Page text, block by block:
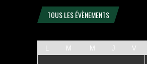
TOUS LES ÉVÈNEMENTS
L M M J V